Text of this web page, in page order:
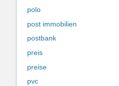
polo
post immobilien
postbank
preis
preise
pvc